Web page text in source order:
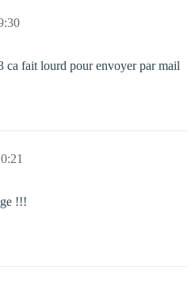
ca fait lourd pour envoyer par mail
!!!